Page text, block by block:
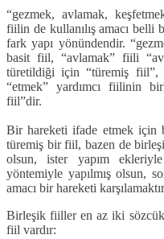
“gezmek, avlamak,
fiilin de kullanılış amacı belli
fark yapı yönündendir.
basit fiil, “avlamak” fiili
türetildiği için “türemiş fiil”,
“etmek” yardımcı fiilinin
fiil”dir.
Bir hareketi ifade etmek için
türemiş bir fiil, bazen de
olsun, ister yapım
yöntemiyle yapılmış olsun,
amacı bir hareketi
Birleşik fiiller en az iki
fiil vardır: